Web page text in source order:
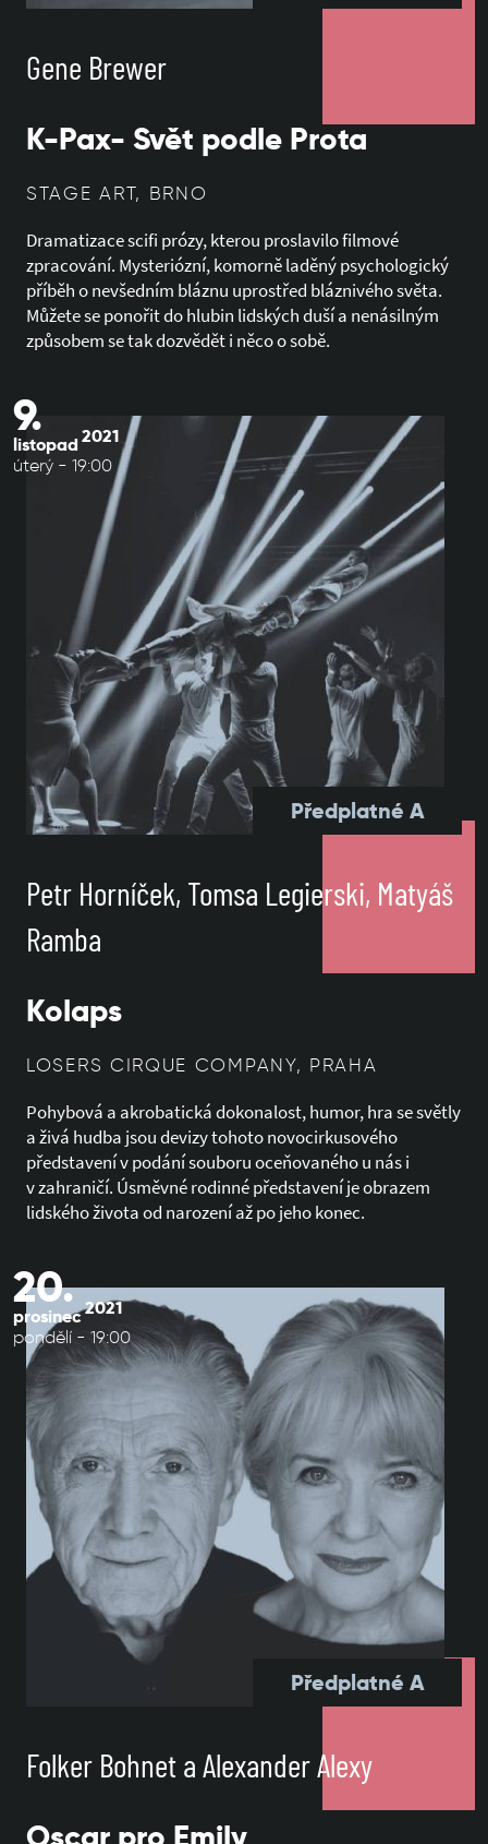
Gene Brewer
K-Pax- Svět podle Prota
STAGE ART, BRNO
Dramatizace scifi prózy, kterou proslavilo filmové
zpracování. Mysteriózní, komorně laděný psychologický
příběh o nevšedním bláznu uprostřed bláznivého světa.
Můžete se ponořit do hlubin lidských duší a nenásilným
způsobem se tak dozvědět i něco o sobě.
9.
listopad2021
úterý - 19:00
Předplatné A
Petr Horníček, Tomsa Legierski, Matyáš
Ramba
Kolaps
LOSERS CIRQUE COMPANY, PRAHA
Pohybová a akrobatická dokonalost, humor, hra se světly
a živá hudba jsou devizy tohoto novocirkusového
představení v podání souboru oceňovaného u nás i
v zahraničí. Úsměvné rodinné představení je obrazem
lidského života od narození až po jeho konec.
20.
prosinec2021
pondělí - 19:00
Předplatné A
Folker Bohnet a Alexander Alexy